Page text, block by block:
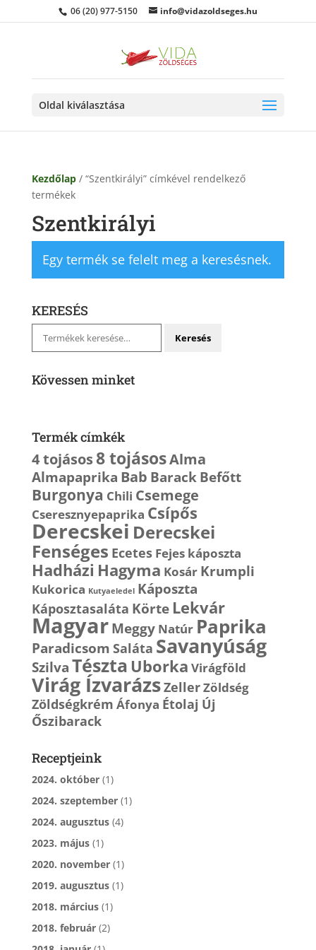
06 (20) 977-5150 info@vidazoldseges.hu
Oldal kiválasztása
Kezdőlap/ “Szentkirályi” címkével rendelkező
termékek
Szentkirályi
Egy termék se felelt meg a keresésnek.
KERESÉS
Keresés
Keresés
Kövessen minket
Termék címkék
4 tojásos8 tojásosAlma
Almapaprika Bab BarackBefőtt
Burgonya Chili Csemege
Cseresznyepaprika Csípős
Derecskei Derecskei
Fenséges Ecetes Fejes káposzta
Hadházi Hagyma Kosár Krumpli
Kukorica Kutyaeledel Káposzta
Káposztasaláta Körte Lekvár
MagyarMeggy Natúr Paprika
Paradicsom Saláta Savanyúság
SzilvaTészta Uborka Virágföld
Virág ÍzvarázsZellerZöldség
Zöldségkrém Áfonya Étolaj Új
Őszibarack
Receptjeink
2024. október(1)
2024. szeptember(1)
2024. augusztus(4)
2023. május(1)
2020. november(1)
2019. augusztus(1)
2018. március(1)
2018. február(2)